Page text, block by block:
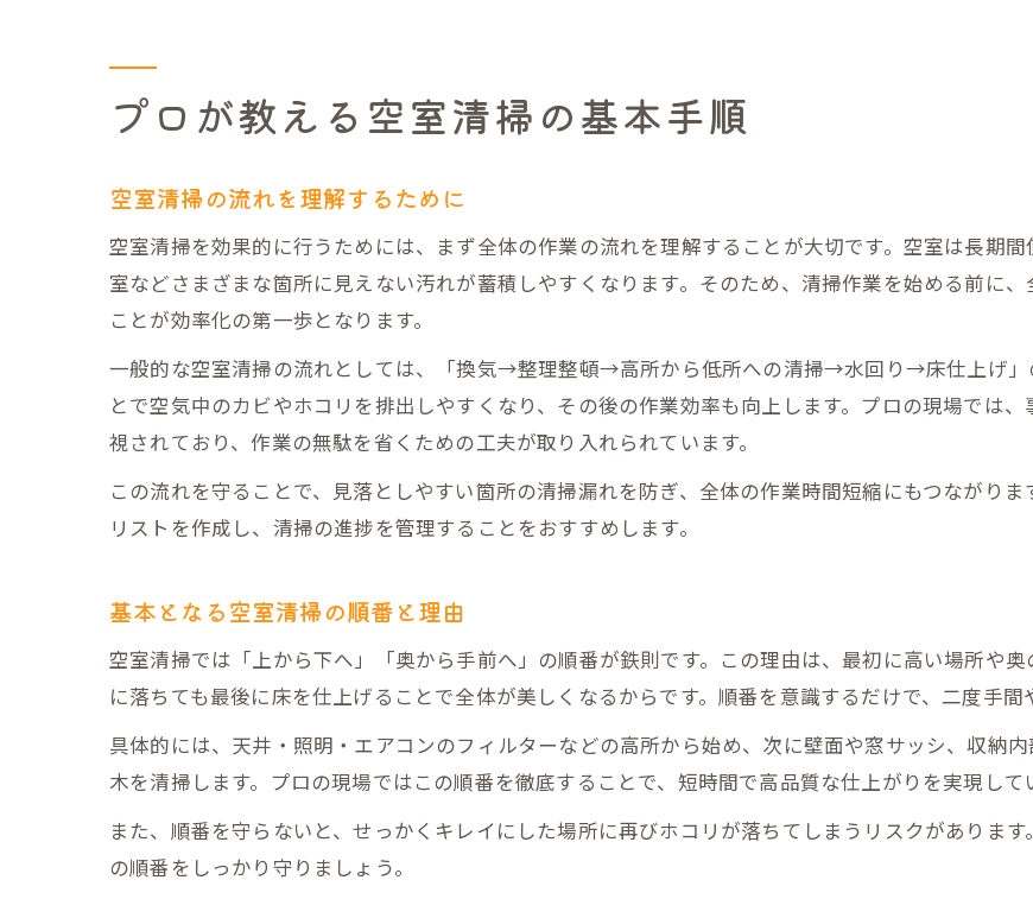
プロが教える空室清掃の基本手順
空室清掃の流れを理解するために
空室清掃を効果的に行うためには、まず全体の作業の流れを理解することが大切です。空室は長期
室などさまざまな箇所に見えない汚れが蓄積しやすくなります。そのため、清掃作業を始める前に
ことが効率化の第一歩となります。
一般的な空室清掃の流れとしては、「換気→整理整頓→高所から低所への清掃→水回り→床仕上げ」
とで空気中のカビやホコリを排出しやすくなり、その後の作業効率も向上します。プロの現場では
視されており、作業の無駄を省くための工夫が取り入れられています。
この流れを守ることで、見落としやすい箇所の清掃漏れを防ぎ、全体の作業時間短縮にもつながり
リストを作成し、清掃の進捗を管理することをおすすめします。
基本となる空室清掃の順番と理由
空室清掃では「上から下へ」「奥から手前へ」の順番が鉄則です。この理由は、最初に高い場所や
に落ちても最後に床を仕上げることで全体が美しくなるからです。順番を意識するだけで、二度手間
具体的には、天井・照明・エアコンのフィルターなどの高所から始め、次に壁面や窓サッシ、収納
木を清掃します。プロの現場ではこの順番を徹底することで、短時間で高品質な仕上がりを実現して
また、順番を守らないと、せっかくキレイにした場所に再びホコリが落ちてしまうリスクがありま
の順番をしっかり守りましょう。